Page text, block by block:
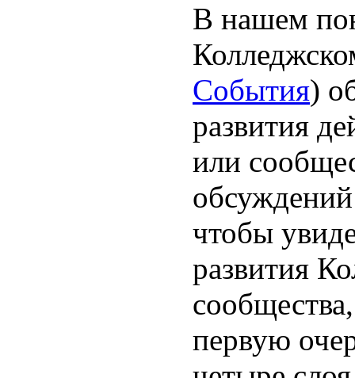
В нашем
События)
развития
или
чтобы
развития
первую